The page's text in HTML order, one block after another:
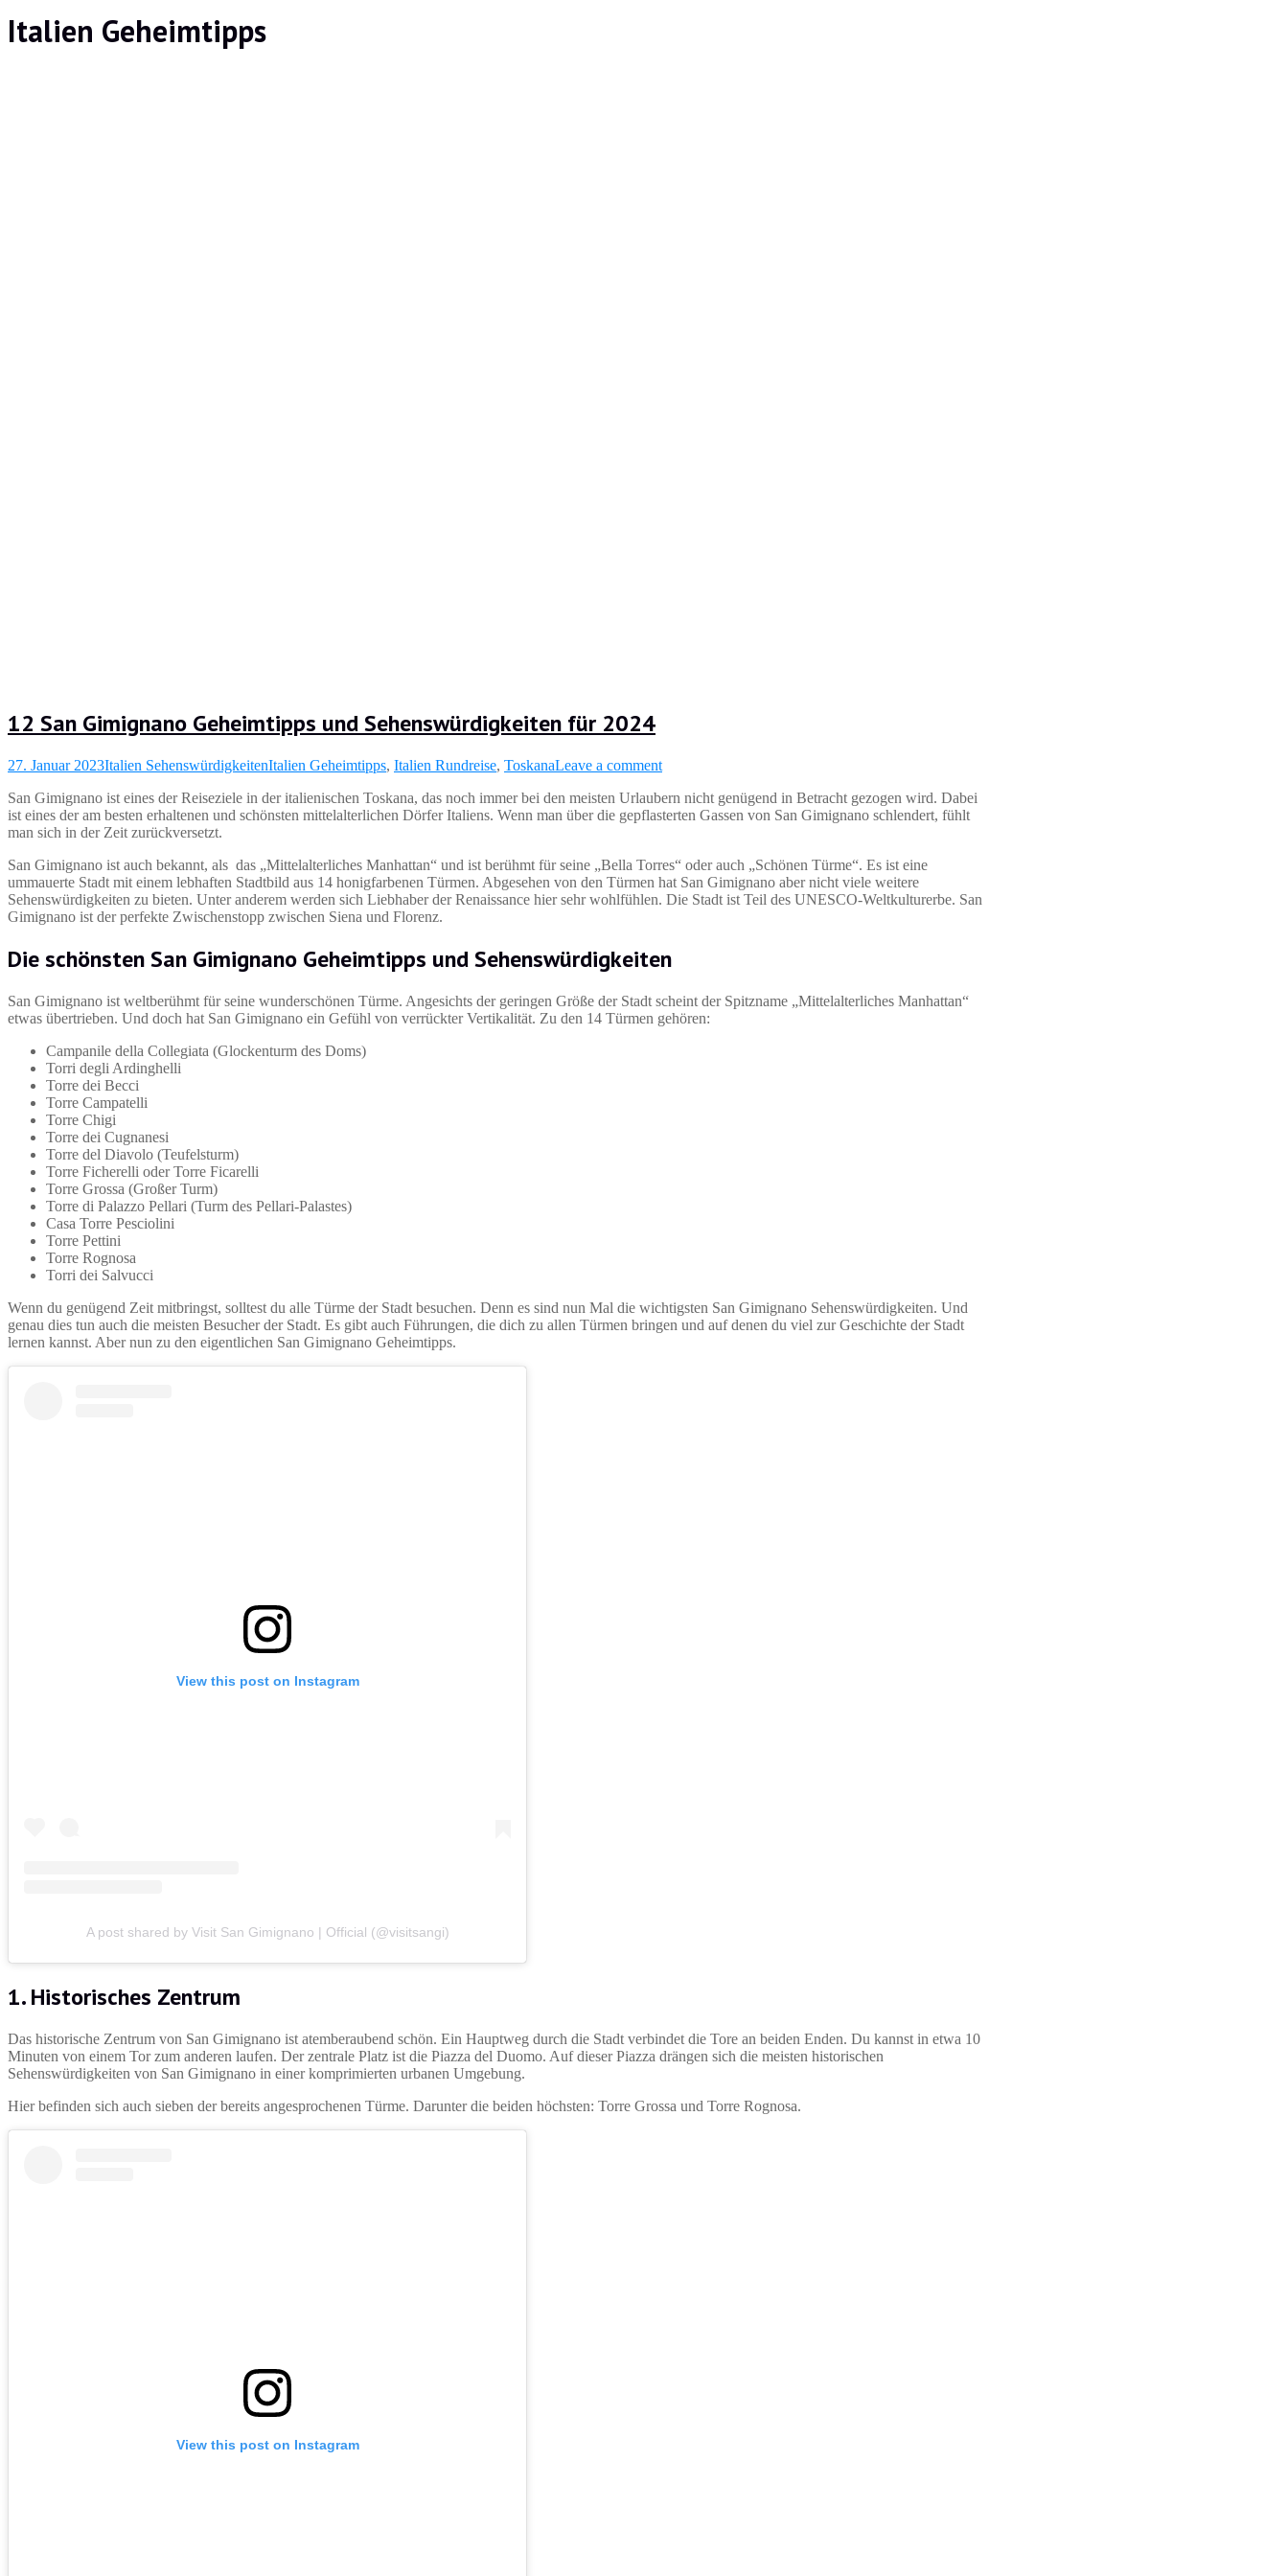
Italien Geheimtipps
12 San Gimignano Geheimtipps und Sehenswürdigkeiten für 2024
27. Januar 2023Italien SehenswürdigkeitenItalien Geheimtipps, Italien Rundreise, ToskanaLeave a comment
San Gimignano ist eines der Reiseziele in der italienischen Toskana, das noch immer bei den meisten Urlaubern nicht genügend in Betracht gezogen wird. Dabei
ist eines der am besten erhaltenen und schönsten mittelalterlichen Dörfer Italiens. Wenn man über die gepflasterten Gassen von San Gimignano schlendert, fühlt
man sich in der Zeit zurückversetzt.
San Gimignano ist auch bekannt, als das „Mittelalterliches Manhattan“ und ist berühmt für seine „Bella Torres“ oder auch „Schönen Türme“. Es ist eine
ummauerte Stadt mit einem lebhaften Stadtbild aus 14 honigfarbenen Türmen. Abgesehen von den Türmen hat San Gimignano aber nicht viele weitere
Sehenswürdigkeiten zu bieten. Unter anderem werden sich Liebhaber der Renaissance hier sehr wohlfühlen. Die Stadt ist Teil des UNESCO-Weltkulturerbe. San
Gimignano ist der perfekte Zwischenstopp zwischen Siena und Florenz.
Die schönstenSan Gimignano Geheimtipps und Sehenswürdigkeiten
San Gimignano ist weltberühmt für seine wunderschönen Türme. Angesichts der geringen Größe der Stadt scheint der Spitzname „Mittelalterliches Manhattan“
etwas übertrieben. Und doch hat San Gimignano ein Gefühl von verrückter Vertikalität. Zu den 14 Türmen gehören:
Campanile della Collegiata (Glockenturm des Doms)
Torri degli Ardinghelli
Torre dei Becci
Torre Campatelli
Torre Chigi
Torre dei Cugnanesi
Torre del Diavolo (Teufelsturm)
Torre Ficherelli oder Torre Ficarelli
Torre Grossa (Großer Turm)
Torre di Palazzo Pellari (Turm des Pellari-Palastes)
Casa Torre Pesciolini
Torre Pettini
Torre Rognosa
Torri dei Salvucci
Wenn du genügend Zeit mitbringst, solltest du alle Türme der Stadt besuchen. Denn es sind nun Mal die wichtigsten San Gimignano Sehenswürdigkeiten. Und
genau dies tun auch die meisten Besucher der Stadt. Es gibt auch Führungen, die dich zu allen Türmen bringen und auf denen du viel zur Geschichte der Stadt
lernen kannst. Aber nun zu den eigentlichen San Gimignano Geheimtipps.
View this post on Instagram
A post shared by Visit San Gimignano | Official (@visitsangi)
1. Historisches Zentrum
Das historische Zentrum von San Gimignano ist atemberaubend schön. Ein Hauptweg durch die Stadt verbindet die Tore an beiden Enden. Du kannst in etwa 10
Minuten von einem Tor zum anderen laufen. Der zentrale Platz ist die Piazza del Duomo. Auf dieser Piazza drängen sich die meisten historischen
Sehenswürdigkeiten von San Gimignano in einer komprimierten urbanen Umgebung.
Hier befinden sich auch sieben der bereits angesprochenen Türme. Darunter die beiden höchsten: Torre Grossa und Torre Rognosa.
View this post on Instagram